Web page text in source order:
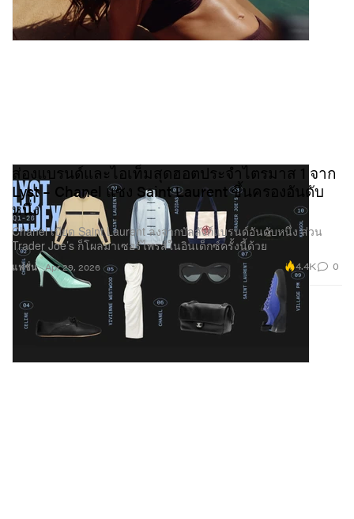
แฟชั่น
ส่องแบรนด์และไอเท็มสุดฮอตประจำไตรมาส 1 จาก
Lyst – Chanel แซง Saint Laurent ขึ้นครองอันดับ
หนึ่ง
Chanel เบียด Saint Laurent ลงจากบัลลังก์แบรนด์อันดับหนึ่ง ส่วน
Trader Joe’s ก็โผล่มาเซอร์ไพรส์ในอินเด็กซ์ครั้งนี้ด้วย
Apr 29, 2026 4.4K 0